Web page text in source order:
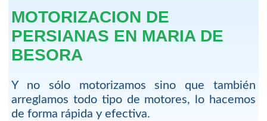
MOTORIZACION DE
PERSIANAS EN MARIA DE
BESORA
Y no sólo motorizamos sino que también
arreglamos todo tipo de motores, lo hacemos
de forma rápida y efectiva.